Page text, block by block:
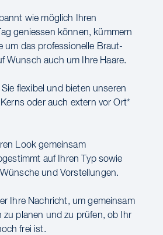
wie möglich Ihren
geniessen können, kümmern
um das professionelle Braut-
Wunsch auch um Ihre Haare.
flexibel und bieten unseren
oder auch extern vor Ort*
Look gemeinsam
auf Ihren Typ sowie
und Vorstellungen.
Ihre Nachricht, um gemeinsam
zu planen und zu prüfen, ob Ihr
frei ist.